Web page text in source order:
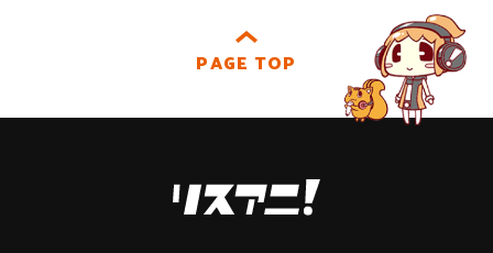
PAGE TOP